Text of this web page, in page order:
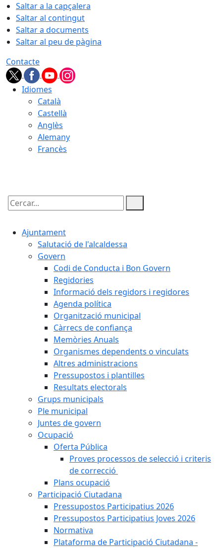
Saltar a la capçalera
Saltar al contingut
Saltar a documents
Saltar al peu de pàgina
Contacte
Idiomes
Català
Castellà
Anglès
Alemany
Francès
Cercar:
Ajuntament
Salutació de l'alcaldessa
Govern
Codi de Conducta i Bon Govern
Regidories
Informació dels regidors i regidores
Agenda política
Organització municipal
Càrrecs de confiança
Memòries Anuals
Organismes dependents o vinculats
Altres administracions
Pressupostos i plantilles
Resultats electorals
Grups municipals
Ple municipal
Juntes de govern
Ocupació
Oferta Pública
Proves processos de selecció i criteris
de correcció
Plans ocupació
Participació Ciutadana
Pressupostos Participatius 2026
Pressupostos Participatius Joves 2026
Normativa
Plataforma de Participació Ciutadana -